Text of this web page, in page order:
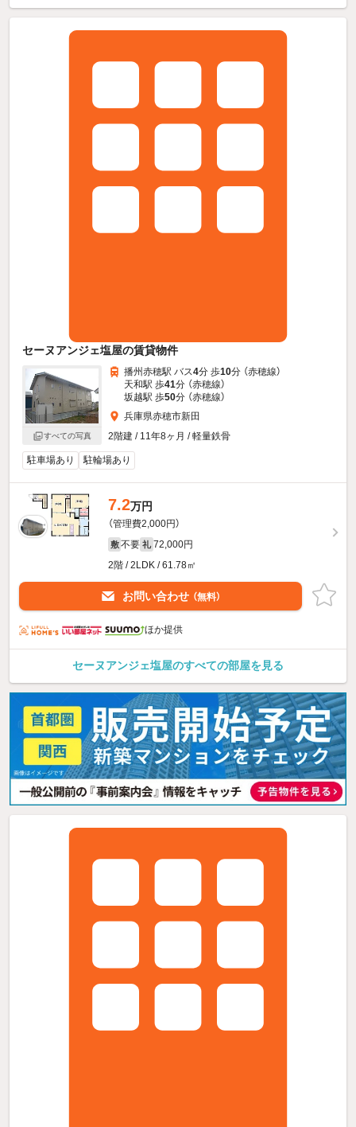
セーヌアンジェ塩屋の賃貸物件
すべての写真
播州赤穂駅 バス4分 歩10分 （赤穂線）
天和駅 歩41分 （赤穂線）
坂越駅 歩50分 （赤穂線）
兵庫県赤穂市新田
2階建 / 11年8ヶ月 / 軽量鉄骨
駐車場あり 駐輪場あり
7.2万円
（管理費2,000円）
敷 不要 礼 72,000円
2階 / 2LDK / 61.78㎡
お問い合わせ （無料）
ほか提供
セーヌアンジェ塩屋のすべての部屋を見る